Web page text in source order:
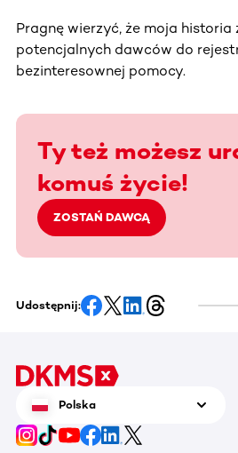
Pragnę wierzyć, że moja historia
potencjalnych dawców do
bezinteresownej pomocy.
Ty też możesz
komuś życie!
ZOSTAŃ DAWCĄ
Udostępnij:
Polska